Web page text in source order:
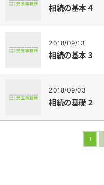
相続の基本４
2018/09/13
相続の基本３
2018/09/03
相続の基礎２
1